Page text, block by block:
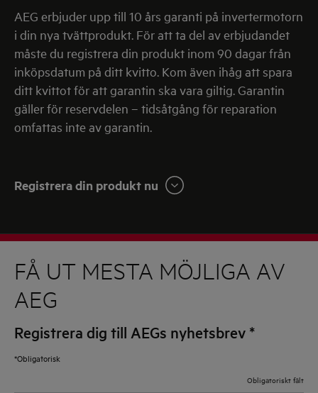
AEG erbjuder upp till 10 års garanti på invertermotorn
i din nya tvättprodukt. För att ta del av erbjudandet
måste du registrera din produkt inom 90 dagar från
inköpsdatum på ditt kvitto. Kom även ihåg att spara
ditt kvittot för att garantin ska vara giltig. Garantin
gäller för reservdelen – tidsåtgång för reparation
omfattas inte av garantin.
Registrera din produkt nu
FÅ UT MESTA MÖJLIGA AV
AEG
Registrera dig till AEGs nyhetsbrev *
*Obligatorisk
Obligatoriskt fält